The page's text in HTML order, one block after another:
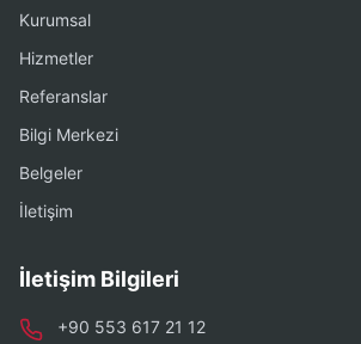
Kurumsal
Hizmetler
Referanslar
Bilgi Merkezi
Belgeler
İletişim
İletişim Bilgileri
+90 553 617 21 12